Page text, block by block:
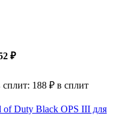
₽
188 ₽ в сплит
of Duty Black OPS III для